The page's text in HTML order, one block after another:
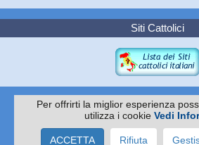
Siti Cattolici
Via I. Pittoni 59/61 - 31015
Tel. 0438.35045 - Cell 337.502951 - C.F./
Per offrirti la miglior esperienza
utilizza i cookie Vedi
ACCETTA Rifiuta